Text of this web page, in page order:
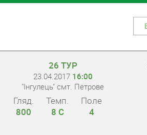
26 ТУР
23.04.2017 16:00
"Інгулець" смт. Петрове
Гляд.
800
Темп.
8 С
Поле
4